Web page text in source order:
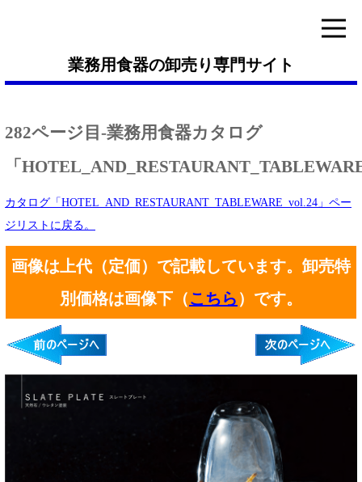
業務用食器の卸売り専門サイト
282ページ目-業務用食器カタログ
「
カタログ「HOTEL_AND_RESTAURANT_TABLEWARE_vol.24」ペー
ジリストに戻る。
画像は上代（定価）で記載しています。卸売特
別価格は画像下（こちら ）です。